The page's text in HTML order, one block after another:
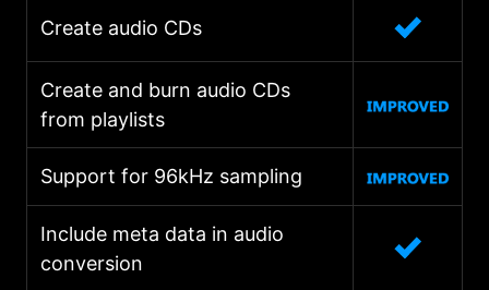
Create audio CDs
Create and burn audio CDs
from playlists
Support for 96kHz sampling
Include meta data in audio
conversion